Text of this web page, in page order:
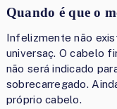
Quando é que o
Infelizmente não
universaç. O cabelo
não será indicado
sobrecarregado.
próprio cabelo.